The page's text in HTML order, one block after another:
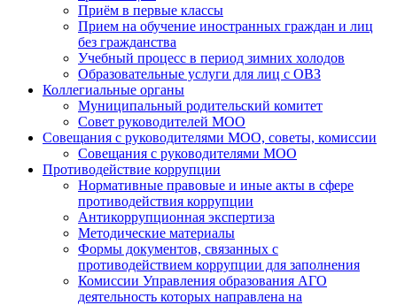
Приём в первые классы
Прием на обучение иностранных граждан и лиц
без гражданства
Учебный процесс в период зимних холодов
Образовательные услуги для лиц с ОВЗ
Коллегиальные органы
Муниципальный родительский комитет
Совет руководителей МОО
Совещания с руководителями МОО, советы, комиссии
Совещания с руководителями МОО
Противодействие коррупции
Нормативные правовые и иные акты в сфере
противодействия коррупции
Антикоррупционная экспертиза
Методические материалы
Формы документов, связанных с
противодействием коррупции для заполнения
Комиссии Управления образования АГО
деятельность которых направлена на